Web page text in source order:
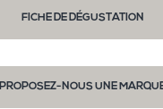
FICHE DE DÉGUSTATION
PROPOSEZ-NOUS UNE